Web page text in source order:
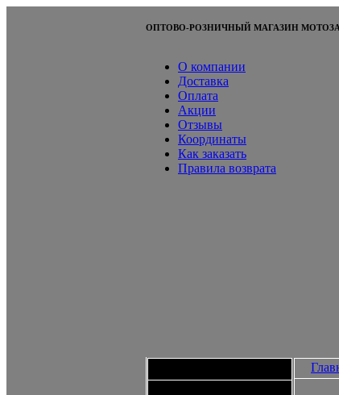
ОПТОВО-РОЗНИЧНЫЙ МАГАЗИН
О компании
Доставка
Оплата
Акции
Отзывы
Координаты
Как заказать
Правила возврата